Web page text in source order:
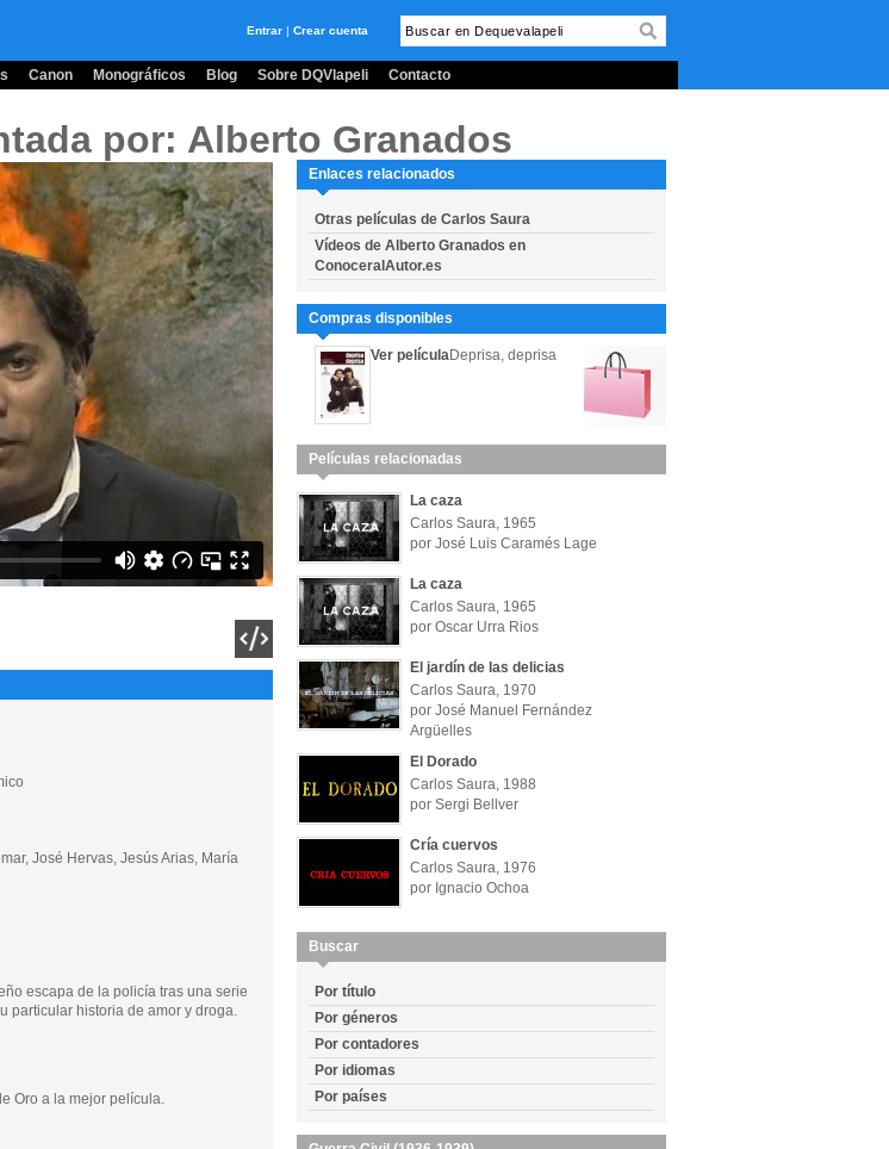
Entrar | Crear cuenta
Canon Monográficos Blog Sobre DQVlapeli Contacto
por: Alberto Granados
José Hervas, Jesús Arias, María
escapa de la policía tras una serie
particular historia de amor y droga.
Oro a la mejor película.
Enlaces relacionados
Otras películas de Carlos Saura
Vídeos de Alberto Granados en
ConoceralAutor.es
Compras disponibles
Ver películaDeprisa, deprisa
Películas relacionadas
La caza
Carlos Saura, 1965
por José Luis Caramés Lage
La caza
Carlos Saura, 1965
por Oscar Urra Rios
El jardín de las delicias
Carlos Saura, 1970
por José Manuel Fernández
Argüelles
El Dorado
Carlos Saura, 1988
por Sergi Bellver
Cría cuervos
Carlos Saura, 1976
por Ignacio Ochoa
Buscar
Por título
Por géneros
Por contadores
Por idiomas
Por países